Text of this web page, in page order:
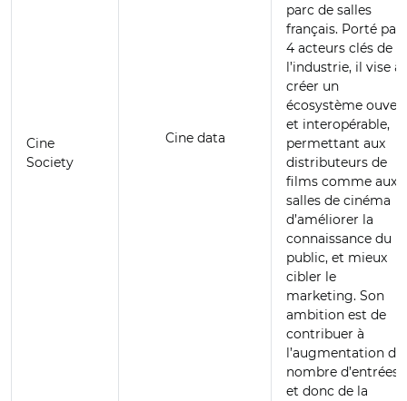
Cine
Society
Cine data
parc de salles
français. Porté par
4 acteurs clés de
l’industrie, il vise à
créer un
écosystème ouvert
et interopérable,
permettant aux
distributeurs de
films comme aux
salles de cinéma
d’améliorer la
connaissance du
public, et mieux
cibler le
marketing. Son
ambition est de
contribuer à
l’augmentation du
nombre d’entrées,
et donc de la